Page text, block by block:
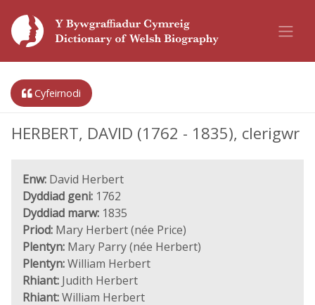
Cyfeirnodi
HERBERT, DAVID (1762 - 1835), clerigwr
Enw: David Herbert
Dyddiad geni: 1762
Dyddiad marw: 1835
Priod: Mary Herbert (née Price)
Plentyn: Mary Parry (née Herbert)
Plentyn:William Herbert
Rhiant: Judith Herbert
Rhiant:William Herbert